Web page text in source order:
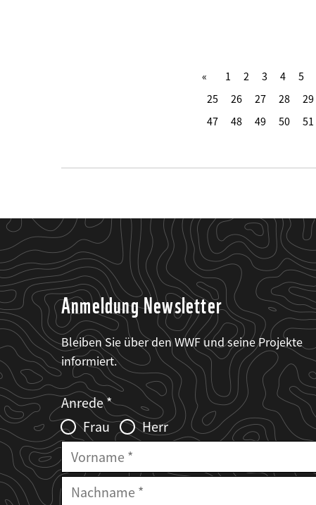
1 2 3 4 5
25
26 27 28 29
47
48 49 50 51
Anmeldung Newsletter
Bleiben Sie über den WWF und seine Projekte
informiert.
Web2Case
Infofelder
Fieldset
anrede_name
Anrede
Frau
Herr
Vorname
Nachname